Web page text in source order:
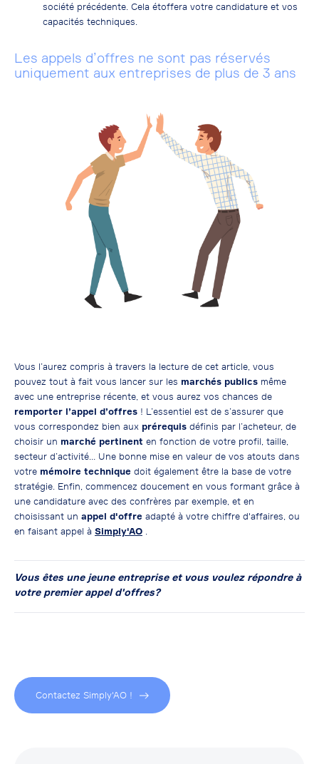
société précédente. Cela étoffera votre candidature et vos
capacités techniques.
Les appels d’offres ne sont pas réservés
uniquement aux entreprises de plus de 3 ans
Vous l’aurez compris à travers la lecture de cet article, vous
pouvez tout à fait vous lancer sur les marchés publics même
avec une entreprise récente, et vous aurez vos chances de
remporter l’appel d’offres ! L’essentiel est de s’assurer que
vous correspondez bien aux prérequis définis par l’acheteur, de
choisir un marché pertinent en fonction de votre profil, taille,
secteur d’activité… Une bonne mise en valeur de vos atouts dans
votre mémoire technique doit également être la base de votre
stratégie. Enfin, commencez doucement en vous formant grâce à
une candidature avec des confrères par exemple, et en
choisissant un appel d'offre adapté à votre chiffre d'affaires, ou
en faisant appel à Simply'AO .
Vous êtes une jeune entreprise et vous voulez répondre à
votre premier appel d'offres?
Contactez Simply'AO !